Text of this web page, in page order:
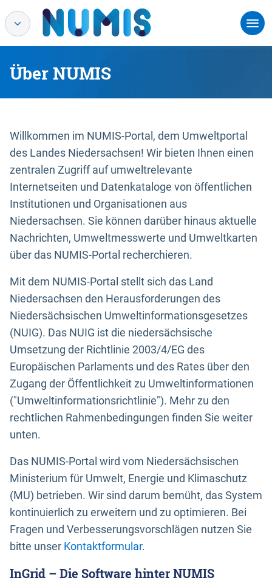
Über NUMIS
Willkommen im NUMIS-Portal, dem Umweltportal
des Landes Niedersachsen! Wir bieten Ihnen einen
zentralen Zugriff auf umweltrelevante
Internetseiten und Datenkataloge von öffentlichen
Institutionen und Organisationen aus
Niedersachsen. Sie können darüber hinaus aktuelle
Nachrichten, Umweltmesswerte und Umweltkarten
über das NUMIS-Portal recherchieren.
Mit dem NUMIS-Portal stellt sich das Land
Niedersachsen den Herausforderungen des
Niedersächsischen Umweltinformationsgesetzes
(NUIG). Das NUIG ist die niedersächsische
Umsetzung der Richtlinie 2003/4/EG des
Europäischen Parlaments und des Rates über den
Zugang der Öffentlichkeit zu Umweltinformationen
("Umweltinformationsrichtlinie"). Mehr zu den
rechtlichen Rahmenbedingungen finden Sie weiter
unten.
Das NUMIS-Portal wird vom Niedersächsischen
Ministerium für Umwelt, Energie und Klimaschutz
(MU) betrieben. Wir sind darum bemüht, das System
kontinuierlich zu erweitern und zu optimieren. Bei
Fragen und Verbesserungsvorschlägen nutzen Sie
bitte unser Kontaktformular.
InGrid – Die Software hinter NUMIS